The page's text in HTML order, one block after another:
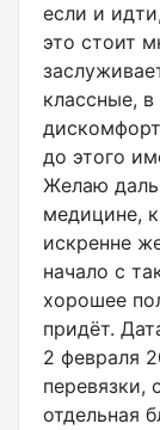
если и
это стоит
классные,
до этого
Желаю
медицине,
искренне
начало с
хорошее
придёт.
2 февраля
перевязки,
отдельная